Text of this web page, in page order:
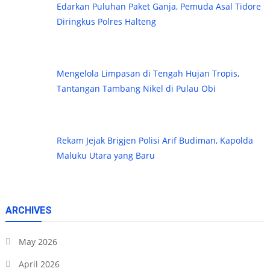
Edarkan Puluhan Paket Ganja, Pemuda Asal Tidore
Diringkus Polres Halteng
Mengelola Limpasan di Tengah Hujan Tropis,
Tantangan Tambang Nikel di Pulau Obi
Rekam Jejak Brigjen Polisi Arif Budiman, Kapolda
Maluku Utara yang Baru
ARCHIVES
May 2026
April 2026